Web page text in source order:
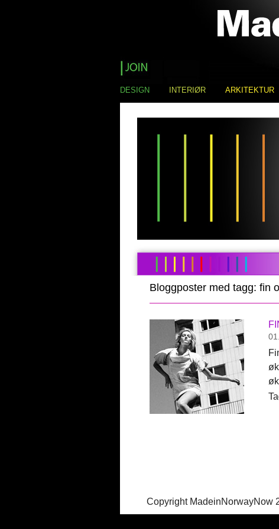
DESIGN INTERIØR ARKITEKTUR
Bloggposter med tagg: fin
Copyright MadeinNorwayNow